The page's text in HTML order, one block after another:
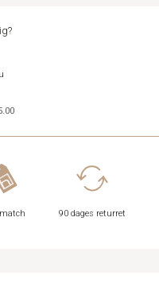
90 dages returret